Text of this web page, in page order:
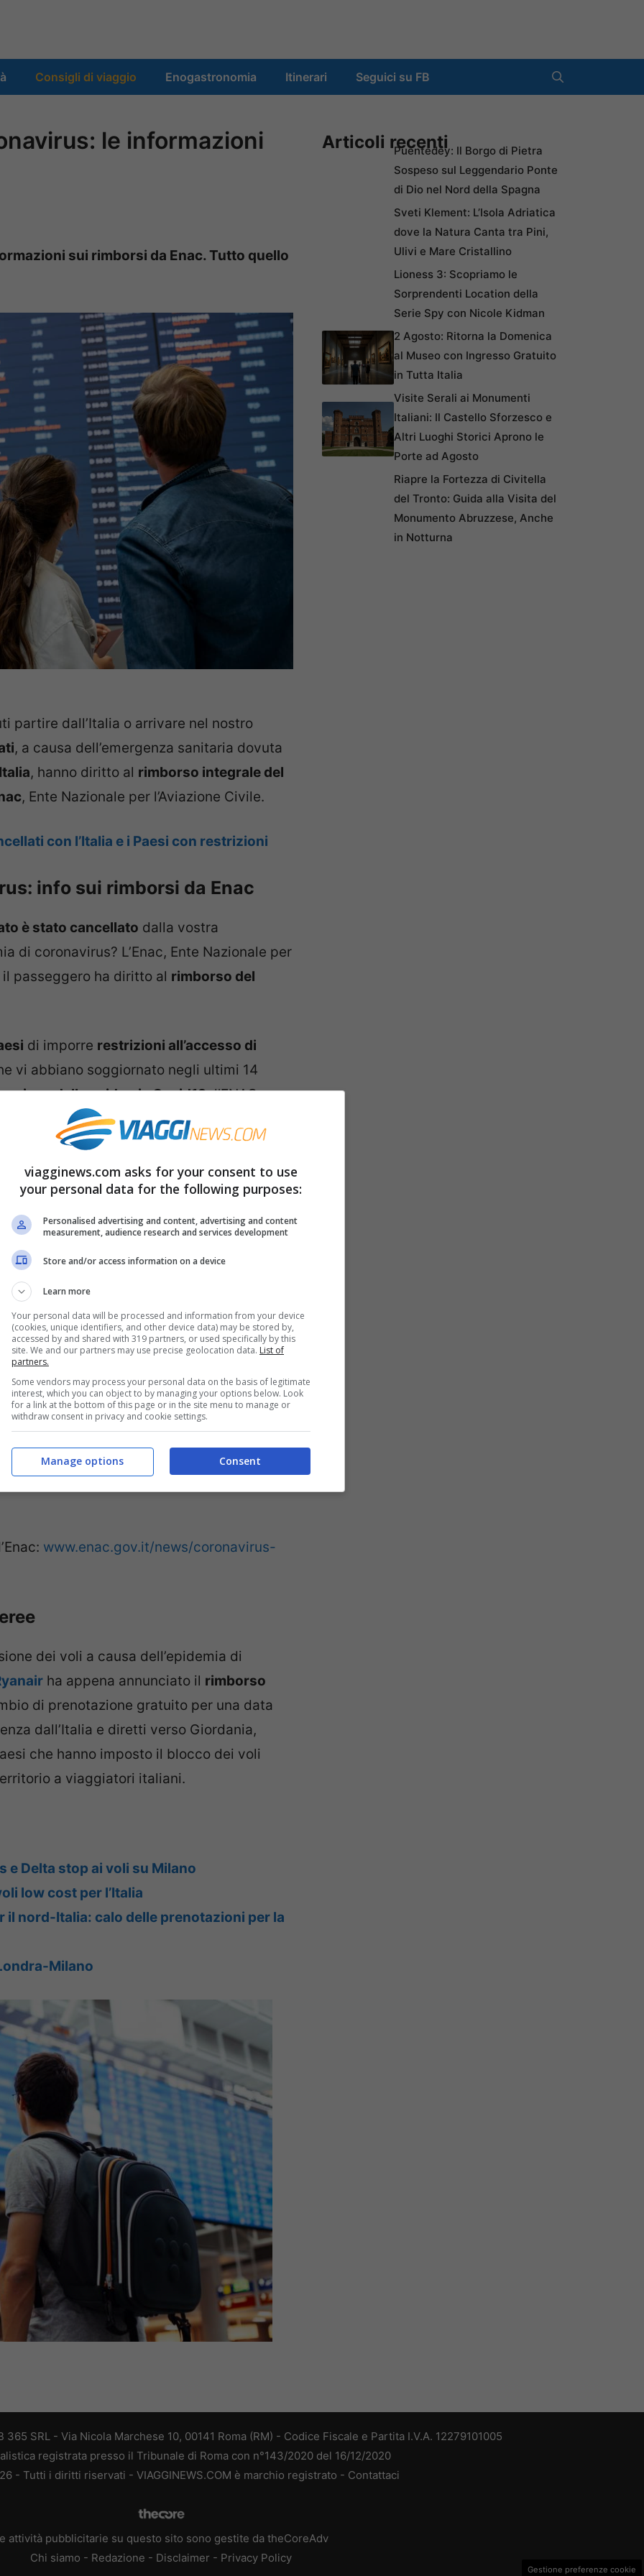
Consigli di viaggio Enogastronomia Itinerari Seguici su FB
le informazioni
sui rimborsi da Enac. Tutto quello
partire dall’Italia o arrivare nel nostro
, a causa dell’emergenza sanitaria dovuta
, hanno diritto al rimborso integrale del
, Ente Nazionale per l’Aviazione Civile.
con l’Italia e i Paesi con restrizioni
info sui rimborsi da Enac
è stato cancellato dalla vostra
di coronavirus? L’Enac, Ente Nazionale per
passeggero ha diritto al rimborso del
di imporre restrizioni all’accesso di
vi abbiano soggiornato negli ultimi 14
della epidemia Covid19, l’ENAC
alla tutela dei diritti previsti dal
del 2004 per i casi di cosiddetta ‘forza
biglietto aereo il cui volo è cancellato
la cancellazione del volo, sono comunque
imposte nei confronti dellepersone che
in Italia negli ultimi 14 giorni
sonosoggetti a misure di contenimento
non possono usufruire del biglietto aereo
biglietto da parte del vettore.
diritto alla compensazione pecuniaria, di
che regola i casi dicancellazione,
in quantola cancellazione del volo non è
, ma, appunto, a cause di forza
www.enac.gov.it/news/coronavirus-
dei voli a causa dell’epidemia di
ha appena annunciato il rimborso
di prenotazione gratuito per una data
dall’Italia e diretti verso Giordania,
che hanno imposto il blocco dei voli
a viaggiatori italiani.
Delta stop ai voli su Milano
low cost per l’Italia
il nord-Italia: calo delle prenotazioni per la
Milano
Articoli recentiPuentedey: Il Borgo di Pietra
Sospeso sul Leggendario Ponte
di Dio nel Nord della Spagna
Sveti Klement: L’Isola Adriatica
dove la Natura Canta tra Pini,
Ulivi e Mare Cristallino
Lioness 3: Scopriamo le
Sorprendenti Location della
Serie Spy con Nicole Kidman
2 Agosto: Ritorna la Domenica
al Museo con Ingresso Gratuito
in Tutta Italia
Visite Serali ai Monumenti
Italiani: Il Castello Sforzesco e
Altri Luoghi Storici Aprono le
Porte ad Agosto
Riapre la Fortezza di Civitella
del Tronto: Guida alla Visita del
Monumento Abruzzese, Anche
in Notturna
SRL - Via Nicola Marchese 10, 00141 Roma (RM) - Codice Fiscale e Partita I.V.A. 12279101005
registrata presso il Tribunale di Roma con n°143/2020 del 16/12/2020
- Tutti i diritti riservati - VIAGGINEWS.COM è marchio registrato - Contattaci
attività pubblicitarie su questo sito sono gestite da theCoreAdv
Chi siamo - Redazione - Disclaimer - Privacy Policy
Gestione preferenze cookie
viagginews.com asks for your consent to use
your personal data for the following purposes:
Personalised advertising and content, advertising and content
measurement, audience research and services development
Store and/or access information on a device
Learn more
Your personal data will be processed and information from your device
(cookies, unique identifiers, and other device data) may be stored by,
accessed by and shared with 319 partners, or used specifically by this
site. We and our partners may use precise geolocation data. List of
partners.
Some vendors may process your personal data on the basis of legitimate
interest, which you can object to by managing your options below. Look
for a link at the bottom of this page or in the site menu to manage or
withdraw consent in privacy and cookie settings.
Consent
Manage options